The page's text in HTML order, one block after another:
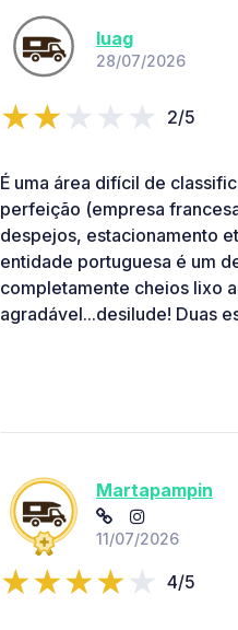
luag
28/07/2026
2/5
É uma área difícil de
perfeição (empresa
despejos, estacionamento
entidade portuguesa é um
completamente cheios lixo
agradável...desilude! Duas
Martapampin
11/07/2026
4/5